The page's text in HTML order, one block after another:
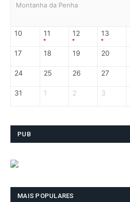
Montanha da Penha
10 11 12 13
17 18 19 20
24 25 26 27
31 1 2 3
PUB
MAIS POPULARES